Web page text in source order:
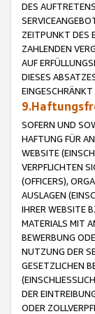
DES
ZEITPUNKT DES
ZAHLENDEN
AUF
DIESES
SOFERN UND
HAFTUNG FÜR
WEBSITE
VERPFLICHTEN
(OFFICERS),
AUSLAGEN
IHRER WEBSITE
MATERIALS MIT
BEWERBUNG
NUTZUNG DER
GESETZLICHEN
DER
ODER